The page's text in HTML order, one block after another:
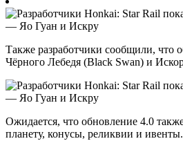
Также разработчики сообщили, что
Чёрного Лебедя (Black Swan) и
Ожидается, что обновление 4.0
планету, конусы, реликвии и ивенты.